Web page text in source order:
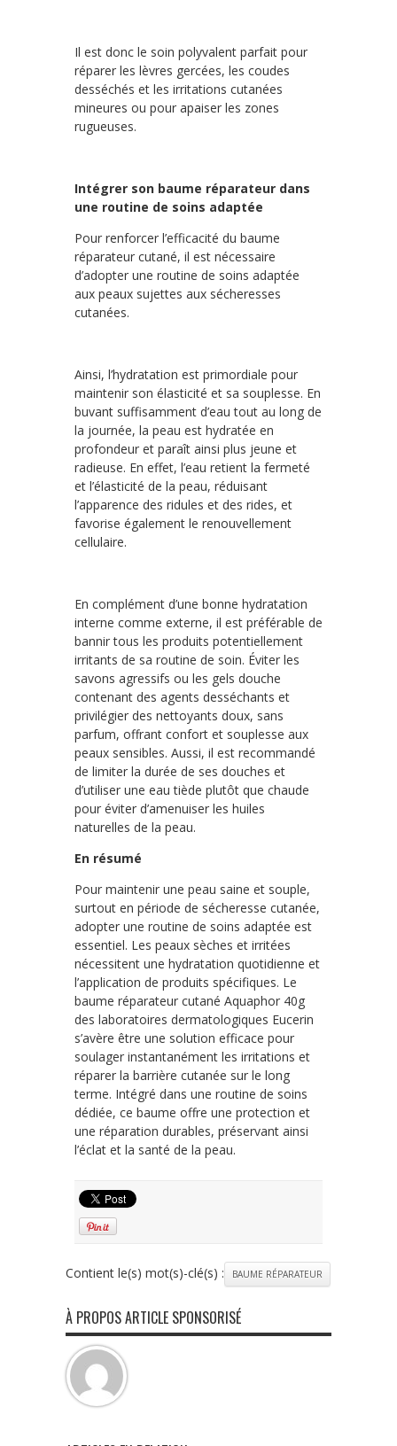
Il est donc le soin polyvalent parfait pour
réparer les lèvres gercées, les coudes
desséchés et les irritations cutanées
mineures ou pour apaiser les zones
rugueuses.
Intégrer son baume réparateur dans
une routine de soins adaptée
Pour renforcer l’efficacité du baume
réparateur cutané, il est nécessaire
d’adopter une routine de soins adaptée
aux peaux sujettes aux sécheresses
cutanées.
Ainsi, l’hydratation est primordiale pour
maintenir son élasticité et sa souplesse. En
buvant suffisamment d’eau tout au long de
la journée, la peau est hydratée en
profondeur et paraît ainsi plus jeune et
radieuse. En effet, l’eau retient la fermeté
et l’élasticité de la peau, réduisant
l’apparence des ridules et des rides, et
favorise également le renouvellement
cellulaire.
En complément d’une bonne hydratation
interne comme externe, il est préférable de
bannir tous les produits potentiellement
irritants de sa routine de soin. Éviter les
savons agressifs ou les gels douche
contenant des agents desséchants et
privilégier des nettoyants doux, sans
parfum, offrant confort et souplesse aux
peaux sensibles. Aussi, il est recommandé
de limiter la durée de ses douches et
d’utiliser une eau tiède plutôt que chaude
pour éviter d’amenuiser les huiles
naturelles de la peau.
En résumé
Pour maintenir une peau saine et souple,
surtout en période de sécheresse cutanée,
adopter une routine de soins adaptée est
essentiel. Les peaux sèches et irritées
nécessitent une hydratation quotidienne et
l’application de produits spécifiques. Le
baume réparateur cutané Aquaphor 40g
des laboratoires dermatologiques Eucerin
s’avère être une solution efficace pour
soulager instantanément les irritations et
réparer la barrière cutanée sur le long
terme. Intégré dans une routine de soins
dédiée, ce baume offre une protection et
une réparation durables, préservant ainsi
l’éclat et la santé de la peau.
Contient le(s) mot(s)-clé(s) : BAUME RÉPARATEUR
À PROPOS ARTICLE SPONSORISÉ